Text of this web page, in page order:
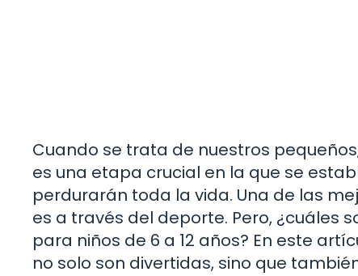
Cuando se trata de nuestros
es una etapa crucial en la que se
perdurarán toda la vida. Una de las
es a través del deporte. Pero, ¿cuáles
para niños de 6 a 12 años? En este
no solo son divertidas, sino que